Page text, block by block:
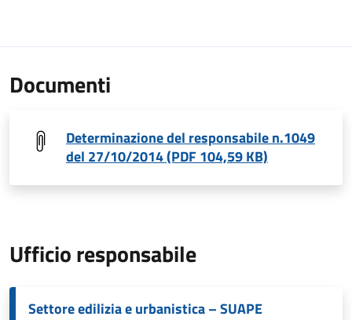
Documenti
Determinazione del responsabile n.1049
del 27/10/2014 (PDF 104,59 KB)
Ufficio responsabile
Settore edilizia e urbanistica – SUAPE